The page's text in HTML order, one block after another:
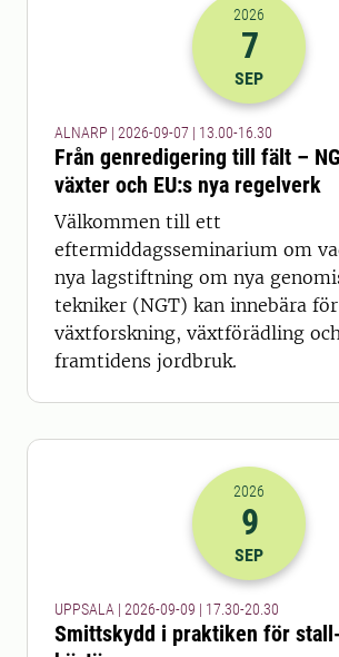
2026-07-09
2026
7
SEP
ALNARP | 2026-09-07 | 13.00-16.30
Från genredigering till fält –
växter och EU:s nya regelverk
Välkommen till ett
eftermiddagsseminarium om
nya lagstiftning om nya
tekniker (NGT) kan innebära för
växtforskning, växtförädling
framtidens jordbruk.
2026-09-09
2026
9
SEP
UPPSALA | 2026-09-09 | 17.30-20.30
Smittskydd i praktiken för